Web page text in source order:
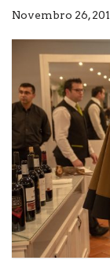
Novembro 26,